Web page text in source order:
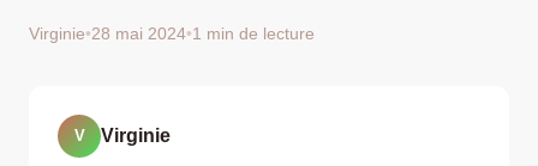
Virginie•28 mai 2024•1 min de lecture
V Virginie